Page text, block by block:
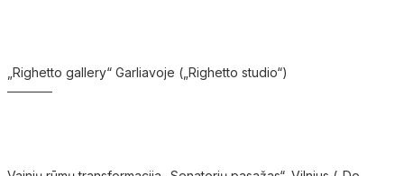
„Righetto gallery“ Garliavoje („Righetto studio“)